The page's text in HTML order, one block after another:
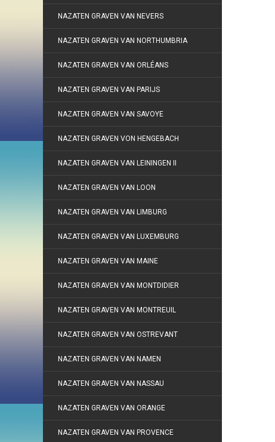
NAZATEN GRAVEN VAN NEVERS
NAZATEN GRAVEN VAN NORTHUMBRIA
NAZATEN GRAVEN VAN ORLÉANS
NAZATEN GRAVEN VAN PARIJS
NAZATEN GRAVEN VAN SAVOYE
NAZATEN GRAVEN VON HENGEBACH
NAZATEN GRAVEN VAN LEININGEN II
NAZATEN GRAVEN VAN LOON
NAZATEN GRAVEN VAN LIMBURG
NAZATEN GRAVEN VAN LUXEMBURG
NAZATEN GRAVEN VAN MAINE
NAZATEN GRAVEN VAN MONTDIDIER
NAZATEN GRAVEN VAN MONTREUIL
NAZATEN GRAVEN VAN OSTREVANT
NAZATEN GRAVEN VAN NAMEN
NAZATEN GRAVEN VAN NASSAU
NAZATEN GRAVEN VAN ORANGE
NAZATEN GRAVEN VAN PROVENCE